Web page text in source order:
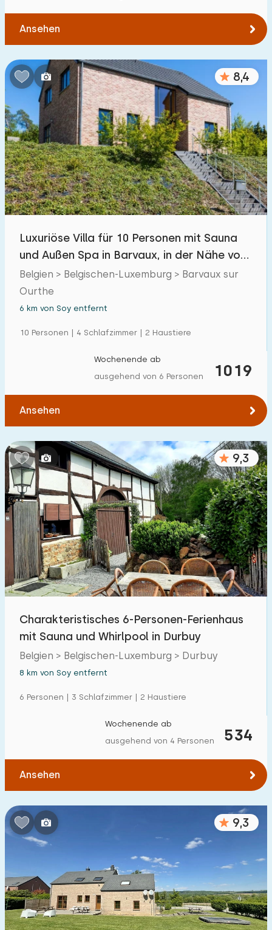
Ansehen
8,4
Luxuriöse Villa für 10 Personen mit Sauna
und Außen Spa in Barvaux, in der Nähe von
Durbuy
Belgien > Belgischen-Luxemburg > Barvaux sur
Ourthe
6 km von Soy entfernt
10 Personen | 4 Schlafzimmer | 2 Haustiere
1019
Wochenende ab
ausgehend von 6 Personen
Ansehen
9,3
Charakteristisches 6-Personen-Ferienhaus
mit Sauna und Whirlpool in Durbuy
Belgien > Belgischen-Luxemburg > Durbuy
8 km von Soy entfernt
6 Personen | 3 Schlafzimmer | 2 Haustiere
534
Wochenende ab
ausgehend von 4 Personen
Ansehen
9,3